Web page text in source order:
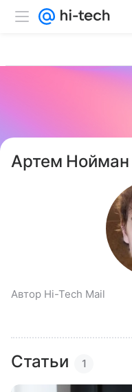
Артем Нойман
Автор Hi-Tech Mail
Статьи 1